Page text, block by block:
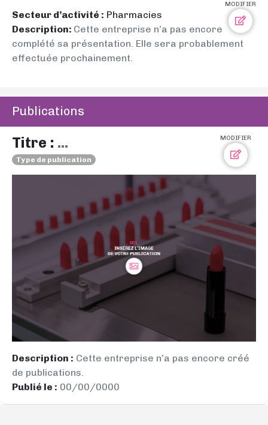
MODIFIER
Secteur d’activité : Pharmacies
Description: Cette entreprise n’a pas encore
complété sa présentation. Elle sera probablement
effectuée prochainement.
Publications
MODIFIER
Titre : ...
Type de publication
Description : Cette entreprise n’a pas encore créé
de publications.
Publié le : 00/00/0000